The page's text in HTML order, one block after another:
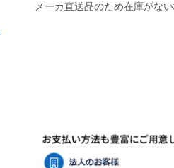
メーカ直送品のため在庫がな